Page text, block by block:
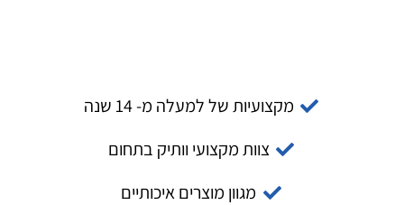
מקצועיות של למעלה מ- 14 שנה
צוות מקצועי וותיק בתחום
מגוון מוצרים איכותיים